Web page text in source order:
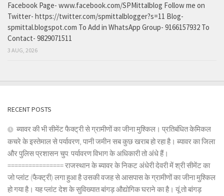
Facebook Page- www.facebook.com/SPMittalblog Follow me on
Twitter- https://twitter.com/spmittalblogger?s=11 Blog-
spmittal.blogspot.com To Add in WhatsApp Group- 9166157932 To
Contact- 9829071511
3 AUG, 2026
RECENT POSTS
ब्यावर की भी सीमेंट फैक्ट्री से ग्रामीणों का जीना मुश्किल। प्रतिबंधित केमिकल
कचरे के इस्तेमाल से पर्यावरण, पानी जमीन सब कुछ खराब हो रहा है। ब्यावर का जिला
और पुलिस प्रशासन चुप: पर्यावरण विभाग के अधिकारी तो अंधे हैं।
================ राजस्थान के ब्यावर के निकट अंधेरी देवरी में श्री सीमेंट का
जो प्लांट (फैक्ट्री) लगा हुआ है उसकी वजह से आसपास के ग्रामीणों का जीना मुश्किल
हो गया है। यह प्लांट देश के सुविख्यात बांगड़ औद्योगिक घराने का है। यूं तो बांगड़